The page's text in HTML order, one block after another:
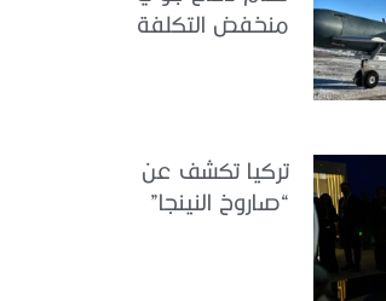
منخفض التكلفة
تركيا تكشف عن
“صاروخ النينجا”